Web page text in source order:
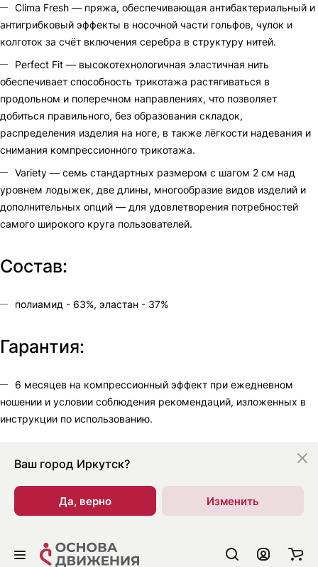
Clima Fresh — пряжа, обеспечивающая антибактериальный и
антигрибковый эффекты в носочной части гольфов, чулок и
колготок за счёт включения серебра в структуру нитей.
Perfect Fit — высокотехнологичная эластичная нить
обеспечивает способность трикотажа растягиваться в
продольном и поперечном направлениях, что позволяет
добиться правильного, без образования складок,
распределения изделия на ноге, в также лёгкости надевания и
снимания компрессионного трикотажа.
Variety — семь стандартных размером с шагом 2 см над
уровнем лодыжек, две длины, многообразие видов изделий и
дополнительных опций — для удовлетворения потребностей
самого широкого круга пользователей.
Состав:
полиамид - 63%, эластан - 37%
Гарантия:
6 месяцев на компрессионный эффект при ежедневном
ношении и условии соблюдения рекомендаций, изложенных в
инструкции по использованию.
Ваш город Иркутск?
Да, верно Изменить